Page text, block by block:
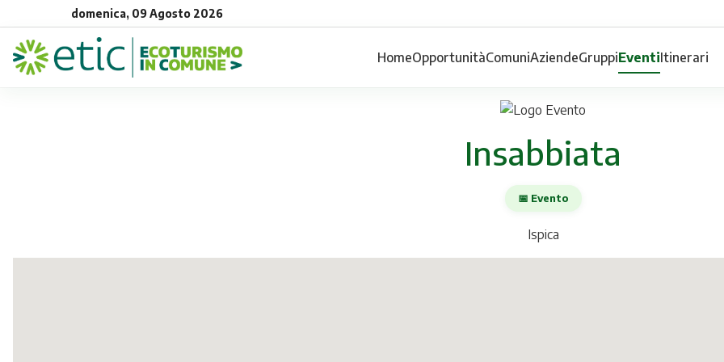
domenica, 09 Agosto 2026
HomeOpportunitàComuniAziendeGruppiEventiItinerari
Insabbiata
📅 Evento
Ispica